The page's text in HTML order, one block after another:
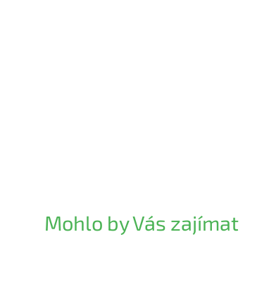
Mohlo by Vás zajímat